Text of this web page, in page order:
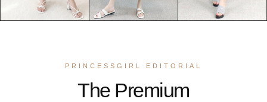
PRINCESSGIRL EDITORIAL
The Premium